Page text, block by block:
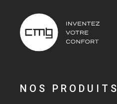
NOS PRODUITS